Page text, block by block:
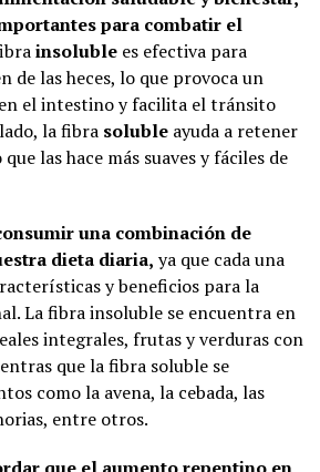
para combatir el
insoluble es efectiva para
de las heces, lo que provoca un
el intestino y facilita el tránsito
la fibra soluble ayuda a retener
las hace más suaves y fáciles de
una combinación de
dieta diaria, ya que cada una
y beneficios para la
La fibra insoluble se encuentra en
integrales, frutas y verduras con
que la fibra soluble se
como la avena, la cebada, las
entre otros.